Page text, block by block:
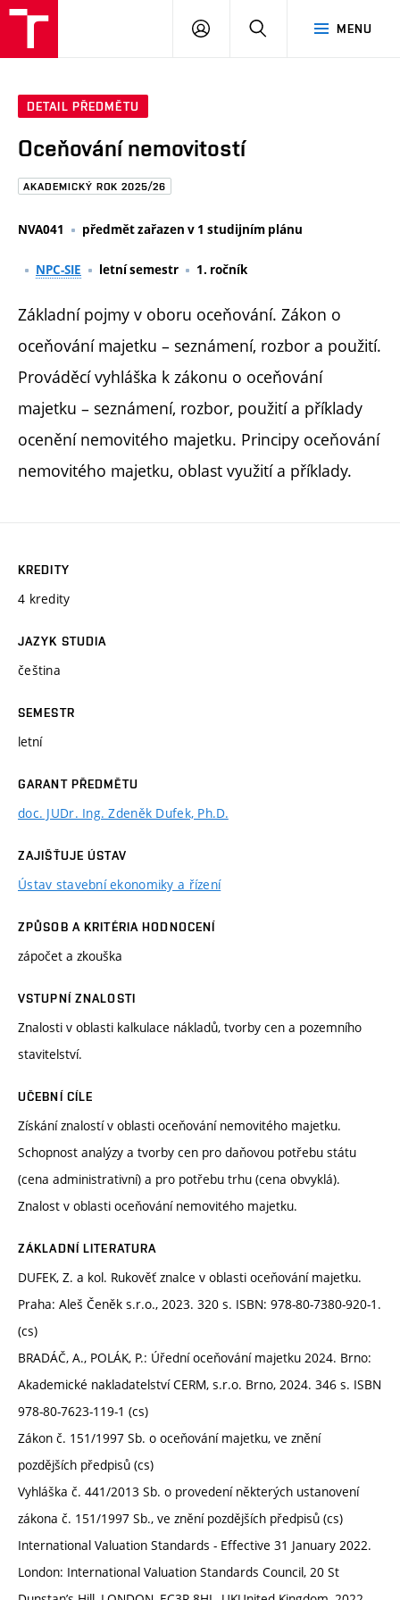
Brno
MENU
PŘIHLÁSIT
DETAIL PŘEDMĚTU
Oceňování nemovitostí
AKADEMICKÝ ROK 2025/26
NVA041 předmět zařazen v 1 studijním plánu
NPC-SIE letní semestr 1. ročník
Základní pojmy v oboru oceňování. Zákon o
oceňování majetku – seznámení, rozbor a použití.
Prováděcí vyhláška k zákonu o oceňování
majetku – seznámení, rozbor, použití a příklady
ocenění nemovitého majetku. Principy oceňování
nemovitého majetku, oblast využití a příklady.
KREDITY
4 kredity
JAZYK STUDIA
čeština
SEMESTR
letní
GARANT PŘEDMĚTU
doc. JUDr. Ing. Zdeněk Dufek, Ph.D.
ZAJIŠŤUJE ÚSTAV
Ústav stavební ekonomiky a řízení
ZPŮSOB A KRITÉRIA HODNOCENÍ
zápočet a zkouška
VSTUPNÍ ZNALOSTI
Znalosti v oblasti kalkulace nákladů, tvorby cen a pozemního
stavitelství.
UČEBNÍ CÍLE
Získání znalostí v oblasti oceňování nemovitého majetku.
Schopnost analýzy a tvorby cen pro daňovou potřebu státu
(cena administrativní) a pro potřebu trhu (cena obvyklá).
Znalost v oblasti oceňování nemovitého majetku.
ZÁKLADNÍ LITERATURA
DUFEK, Z. a kol. Rukověť znalce v oblasti oceňování majetku.
Praha: Aleš Čeněk s.r.o., 2023. 320 s. ISBN: 978-80-7380-920-1.
(cs)
BRADÁČ, A., POLÁK, P.: Úřední oceňování majetku 2024. Brno:
Akademické nakladatelství CERM, s.r.o. Brno, 2024. 346 s. ISBN
978-80-7623-119-1 (cs)
Zákon č. 151/1997 Sb. o oceňování majetku, ve znění
pozdějších předpisů (cs)
Vyhláška č. 441/2013 Sb. o provedení některých ustanovení
zákona č. 151/1997 Sb., ve znění pozdějších předpisů (cs)
International Valuation Standards - Effective 31 January 2022.
London: International Valuation Standards Council, 20 St